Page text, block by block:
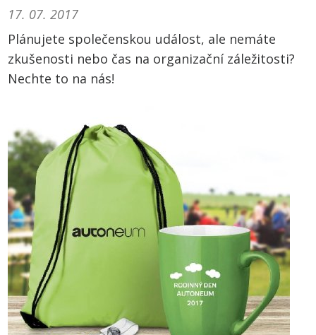
17. 07. 2017
Plánujete společenskou událost, ale nemáte
zkušenosti nebo čas na organizační záležitosti?
Nechte to na nás!